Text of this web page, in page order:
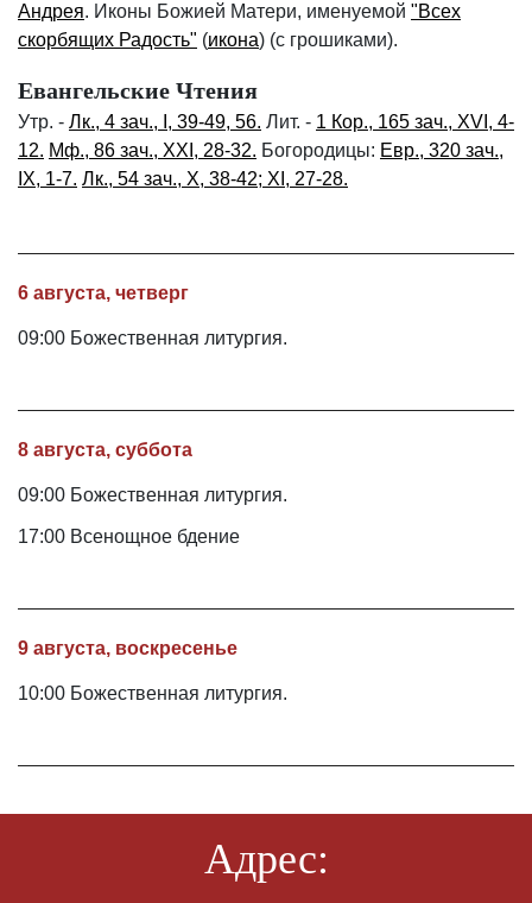
Андрея. Иконы Божией Матери, именуемой "Всех
скорбящих Радость" (икона) (с грошиками).
Евангельские Чтения
Утр. - Лк., 4 зач., I, 39-49, 56. Лит. - 1 Кор., 165 зач., XVI, 4-
12. Мф., 86 зач., XXI, 28-32. Богородицы: Евр., 320 зач.,
IX, 1-7. Лк., 54 зач., X, 38-42; XI, 27-28.
6 августа, четверг
09:00 Божественная литургия.
8 августа, суббота
09:00 Божественная литургия.
17:00 Всенощное бдение
9 августа, воскресенье
10:00 Божественная литургия.
Адрес: